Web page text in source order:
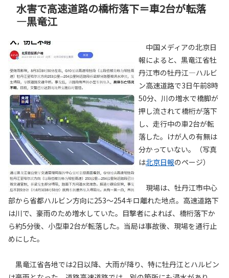
水害で高速道路の橋桁落下＝車2台が転落
―黒竜江
中国メディアの北京日
報によると、黒竜江省牡
丹江市の牡丹江―ハルビ
ン高速道路で3日午前8時
50分、川の増水で橋脚が
押し流されて橋桁が落下
し、走行中の車2台が転
落した。けが人の有無は
分かっていない。（写真
は北京日報のページ）
現場は、牡丹江市中心
部から省都ハルビン方向に253～254キロ離れた地点。高速道路下
は川で、豪雨のため増水していた。目撃者によれば、橋桁落下か
ら約5分後、小型車2台が転落した。当局は事故後、現場を通行止
めにした。
黒竜江省各地では2日以降、大雨が降り、特に牡丹江とハルビン